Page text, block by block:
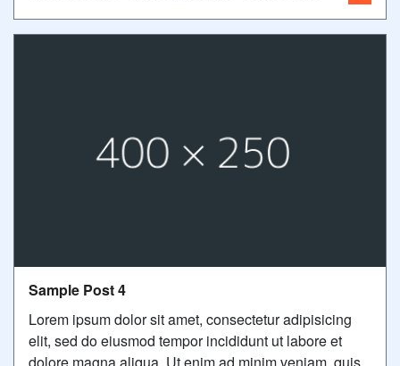
Sample Post 4
Lorem ipsum dolor sit amet, consectetur adipisicing
elit, sed do eiusmod tempor incididunt ut labore et